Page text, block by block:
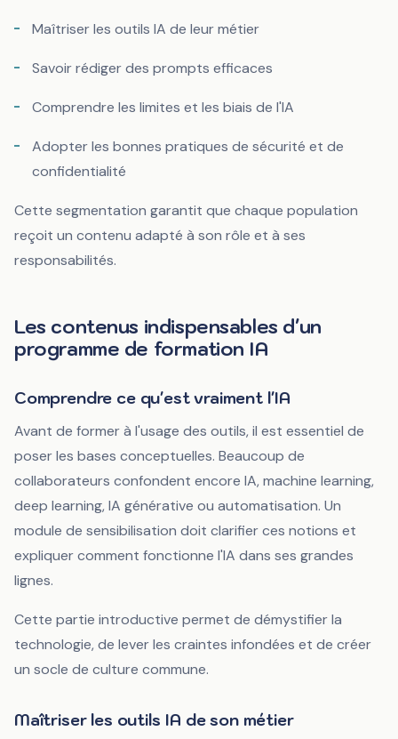
Maîtriser les outils IA de leur métier
Savoir rédiger des prompts efficaces
Comprendre les limites et les biais de l'IA
Adopter les bonnes pratiques de sécurité et de
confidentialité
Cette segmentation garantit que chaque population
reçoit un contenu adapté à son rôle et à ses
responsabilités.
Les contenus indispensables d'un
programme de formation IA
Comprendre ce qu'est vraiment l'IA
Avant de former à l'usage des outils, il est essentiel de
poser les bases conceptuelles. Beaucoup de
collaborateurs confondent encore IA, machine learning,
deep learning, IA générative ou automatisation. Un
module de sensibilisation doit clarifier ces notions et
expliquer comment fonctionne l'IA dans ses grandes
lignes.
Cette partie introductive permet de démystifier la
technologie, de lever les craintes infondées et de créer
un socle de culture commune.
Maîtriser les outils IA de son métier